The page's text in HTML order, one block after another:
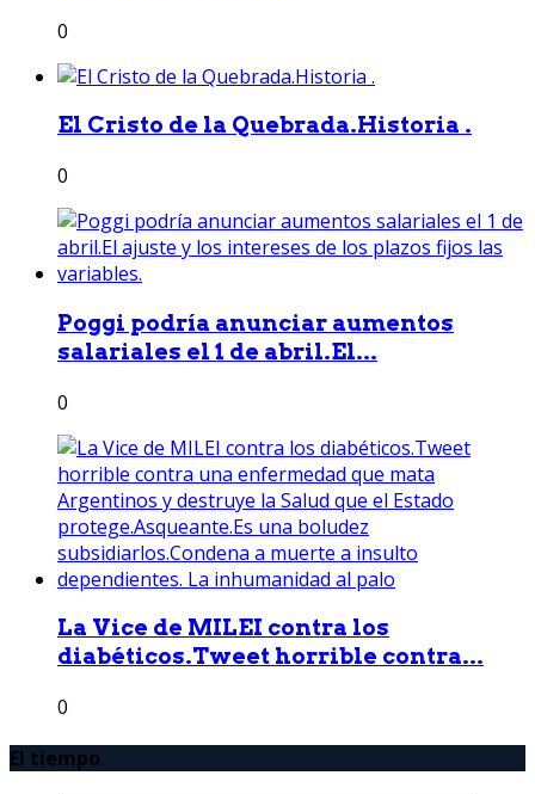
0
El Cristo de la Quebrada.Historia .
0
Poggi podría anunciar aumentos
salariales el 1 de abril.El...
0
La Vice de MILEI contra los
diabéticos.Tweet horrible contra...
0
El tiempo